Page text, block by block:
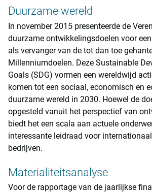
Duurzame wereld
In november 2015 presenteerde de
duurzame ontwikkelingsdoelen voor
als vervanger van de tot dan toe
Millenniumdoelen. Deze Sustainable
Goals (SDG) vormen een wereldwijd
komen tot een sociaal, economisch en
duurzame wereld in 2030. Hoewel de
opgesteld vanuit het perspectief van
biedt het een scala aan actuele
interessante leidraad voor
bedrijven.
Materialiteitsanalyse
Voor de rapportage van de jaarlijkse